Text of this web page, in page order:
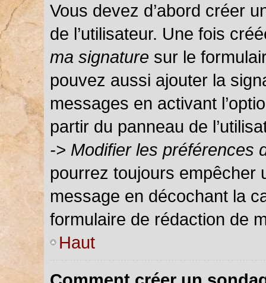
Vous devez d’abord créer
de l’utilisateur. Une fois
ma signature sur le
pouvez aussi ajouter la
messages en activant
partir du panneau de
-> Modifier les préférences
pourrez toujours empêcher
message en décochant la
formulaire de rédaction de
Haut